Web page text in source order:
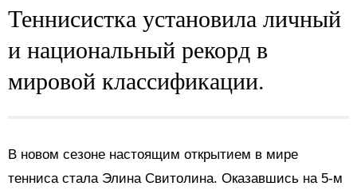
Теннисистка установила личный
и национальный рекорд в
мировой классификации.
В новом сезоне настоящим открытием в мире
тенниса стала Элина Свитолина. Оказавшись на 5-м